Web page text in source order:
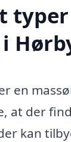
en
at der
kan